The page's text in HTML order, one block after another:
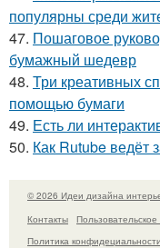
популярны среди
47. Пошаговое
бумажный шедевр
48. Три креативных
помощью бумаги
49. Есть ли
50. Как Rutube ведёт
© 2026 Идеи дизайна
Контакты
Политика конфидециальности